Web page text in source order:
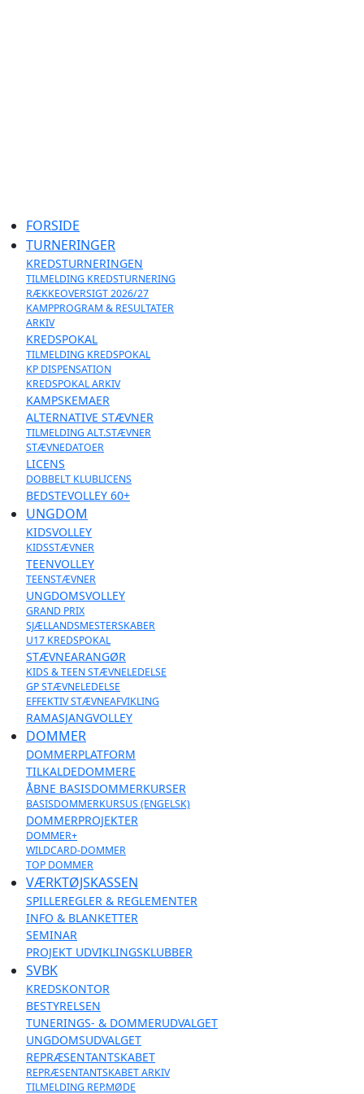
FORSIDE
TURNERINGER
KREDSTURNERINGEN
TILMELDING KREDSTURNERING
RÆKKEOVERSIGT 2026/27
KAMPPROGRAM & RESULTATER
ARKIV
KREDSPOKAL
TILMELDING KREDSPOKAL
KP DISPENSATION
KREDSPOKAL ARKIV
KAMPSKEMAER
ALTERNATIVE STÆVNER
TILMELDING ALT.STÆVNER
STÆVNEDATOER
LICENS
DOBBELT KLUBLICENS
BEDSTEVOLLEY 60+
UNGDOM
KIDSVOLLEY
KIDSSTÆVNER
TEENVOLLEY
TEENSTÆVNER
UNGDOMSVOLLEY
GRAND PRIX
SJÆLLANDSMESTERSKABER
U17 KREDSPOKAL
STÆVNEARANGØR
KIDS & TEEN STÆVNELEDELSE
GP STÆVNELEDELSE
EFFEKTIV STÆVNEAFVIKLING
RAMASJANGVOLLEY
DOMMER
DOMMERPLATFORM
TILKALDEDOMMERE
ÅBNE BASISDOMMERKURSER
BASISDOMMERKURSUS (ENGELSK)
DOMMERPROJEKTER
DOMMER+
WILDCARD-DOMMER
TOP DOMMER
VÆRKTØJSKASSEN
SPILLEREGLER & REGLEMENTER
INFO & BLANKETTER
SEMINAR
PROJEKT UDVIKLINGSKLUBBER
SVBK
KREDSKONTOR
BESTYRELSEN
TUNERINGS- & DOMMERUDVALGET
UNGDOMSUDVALGET
REPRÆSENTANTSKABET
REPRÆSENTANTSKABET ARKIV
TILMELDING REP.MØDE